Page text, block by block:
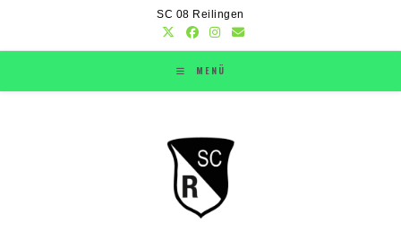
SC 08 Reilingen
MENÜ